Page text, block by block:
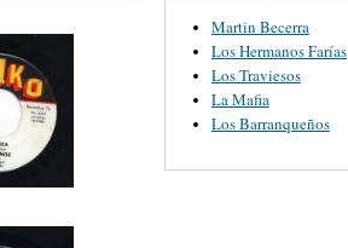
Martin Becerra
Los Hermanos Farías
Los Traviesos
La Mafia
Los Barranqueños